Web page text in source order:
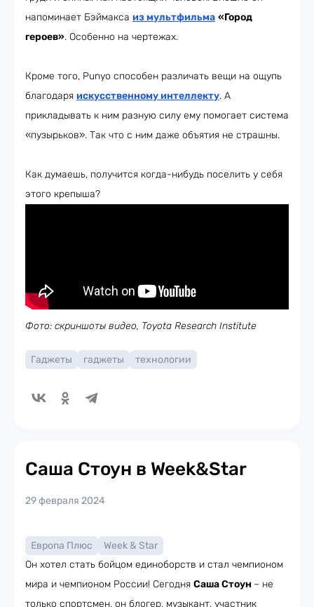
напоминает Бэймакса из мультфильма «Город
героев». Особенно на чертежах.
Кроме того, Punyo способен различать вещи на ощупь
благодаря искусственному интеллекту. А
прикладывать к ним разную силу ему помогает система
«пузырьков». Так что с ним даже объятия не страшны.
Как думаешь, получится когда-нибудь поселить у себя
этого крепыша?
Фото: скриншоты видео, Toyota Research Institute
Гаджеты гаджеты технологии
Саша Стоун в Week&Star
29 февраля 2024
Европа Плюс
Week & Star
Он хотел стать бойцом единоборств и стал чемпионом
мира и чемпионом России! Сегодня Саша Стоун – не
только спортсмен, он блогер, музыкант, участник